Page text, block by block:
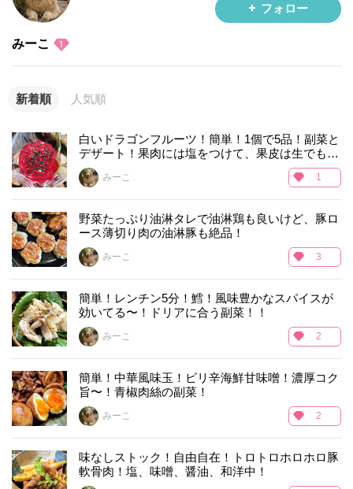
フォロー
みーこ
新着順 人気順
白いドラゴンフルーツ！簡単！1個で5品！副菜と
デザート！果肉には塩をつけて、果皮は生でも食
べられる！
みーこ 1
野菜たっぷり油淋タレで油淋鶏も良いけど、豚ロ
ース薄切り肉の油淋豚も絶品！
みーこ 3
簡単！レンチン5分！鱈！風味豊かなスパイスが
効いてる〜！ドリアに合う副菜！！
みーこ 2
簡単！中華風味玉！ピリ辛海鮮甘味噌！濃厚コク
旨〜！青椒肉絲の副菜！
みーこ 2
味なしストック！自由自在！トロトロホロホロ豚
軟骨肉！塩、味噌、醤油、和洋中！